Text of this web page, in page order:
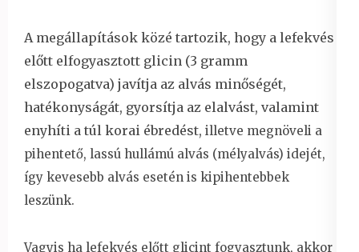
A megállapítások közé tartozik, hogy a lefekvés
előtt elfogyasztott glicin (3 gramm
elszopogatva) javítja az alvás minőségét,
hatékonyságát, gyorsítja az elalvást, valamint
enyhíti a túl korai ébredést, illetve megnöveli a
pihentető, lassú hullámú alvás (mélyalvás) idejét,
így kevesebb alvás esetén is kipihentebbek
leszünk.
Vagyis ha lefekvés előtt glicint fogyasztunk, akkor